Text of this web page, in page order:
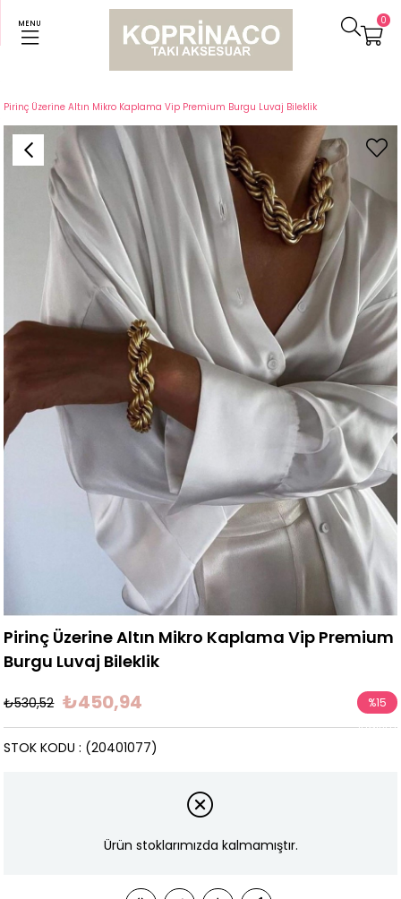
MENU 0
Bileklikler
Pirinç Üzerine Altın Mikro Kaplama Vip Premium Burgu Luvaj Bileklik
Pirinç Üzerine Altın Mikro Kaplama Vip Premium
Burgu Luvaj Bileklik
₺530,52 ₺450,94 %15
İndirim
(20401077)
STOK KODU
Ürün stoklarımızda kalmamıştır.